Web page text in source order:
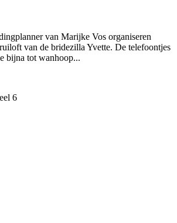
van Marijke Vos organiseren
van de bridezilla Yvette. De telefoontjes
bijna tot wanhoop...
6